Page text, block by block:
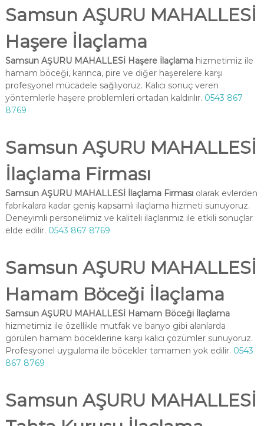
Samsun AŞURU MAHALLESİ
Haşere İlaçlama
Samsun AŞURU MAHALLESİ Haşere İlaçlamahizmetimiz ile
hamam böceği, karınca, pire ve diğer haşerelere karşı
profesyonel mücadele sağlıyoruz. Kalıcı sonuç veren
yöntemlerle haşere problemleri ortadan kaldırılır. 0543 867
8769
Samsun AŞURU MAHALLESİ
İlaçlama Firması
Samsun AŞURU MAHALLESİ İlaçlama Firmasıolarak evlerden
fabrikalara kadar geniş kapsamlı ilaçlama hizmeti sunuyoruz.
Deneyimli personelimiz ve kaliteli ilaçlarımız ile etkili sonuçlar
elde edilir. 0543 867 8769
Samsun AŞURU MAHALLESİ
Hamam Böceği İlaçlama
Samsun AŞURU MAHALLESİ Hamam Böceği İlaçlama
hizmetimiz ile özellikle mutfak ve banyo gibi alanlarda
görülen hamam böceklerine karşı kalıcı çözümler sunuyoruz.
Profesyonel uygulama ile böcekler tamamen yok edilir. 0543
867 8769
Samsun AŞURU MAHALLESİ